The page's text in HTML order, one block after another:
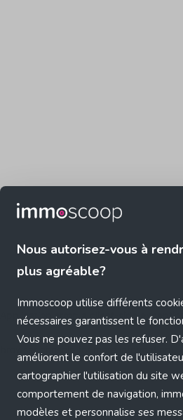
Nous autorisez-vous à
plus agréable?
Immoscoop utilise différents
nécessaires garantissent le
Vous ne pouvez pas les refuser.
améliorent le confort de
cartographier l'utilisation du site
comportement de navigation,
modèles et personnalise ses
Application error: a client-side
browser console for more information)